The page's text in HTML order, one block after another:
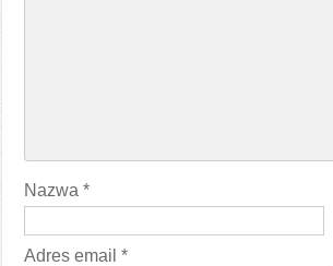
Nazwa*
Adres email*